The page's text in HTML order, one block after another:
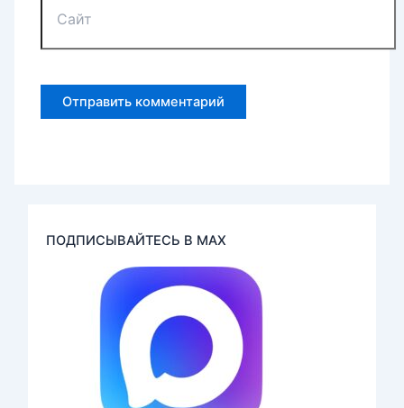
ПОДПИСЫВАЙТЕСЬ В MAX